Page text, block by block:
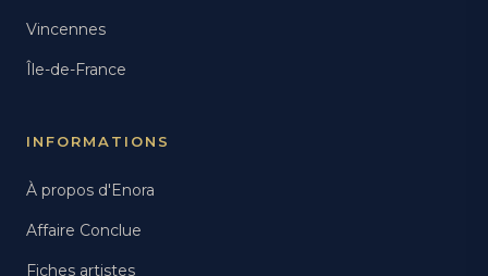
Vincennes
Île-de-France
INFORMATIONS
À propos d'Enora
Affaire Conclue
Fiches artistes